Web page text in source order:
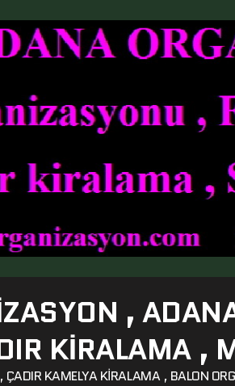
,
KIRALAMA ,
ÇADIR KAMELYA KIRALAMA , BALON